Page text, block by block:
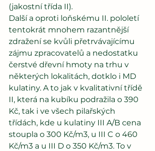
(jakostní třída II).
Další a oproti loňskému II. pololetí
tentokrát mnohem razantnější
zdražení se kvůli přetrvávajícímu
zájmu zpracovatelů a nedostatku
čerstvé dřevní hmoty na trhu v
některých lokalitách, dotklo i MD
kulatiny. A to jak v kvalitativní třídě
II, která na kubíku podražila o 390
Kč, tak i ve všech pilařských
třídách, kde u kulatiny III A/B cena
stoupla o 300 Kč/m3, u III C o 460
Kč/m3 a u III D o 350 Kč/m3. To v